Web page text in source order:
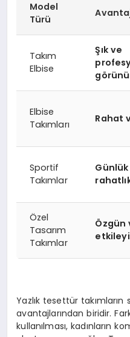
Model
Türü
Takım
Elbise
Şık ve
Elbise
Takımları
Rahat
Sportif
Takımlar
Günlük
Özel
Tasarım
Takımlar
Özgün
Yazlık tesettür
avantajlarından biridir.
kullanılması, kadınların